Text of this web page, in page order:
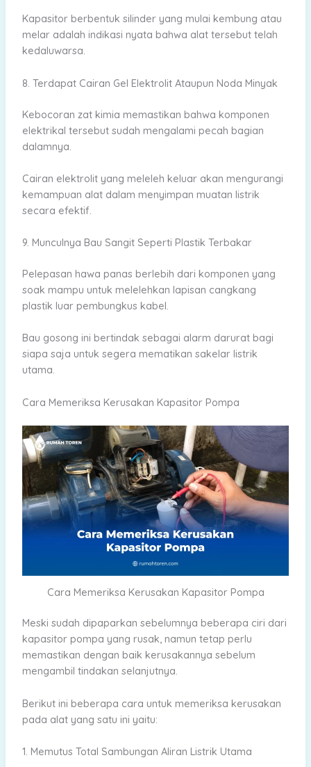
Kapasitor berbentuk silinder yang mulai kembung atau
melar adalah indikasi nyata bahwa alat tersebut telah
kedaluwarsa.
8. Terdapat Cairan Gel Elektrolit Ataupun Noda Minyak
Kebocoran zat kimia memastikan bahwa komponen
elektrikal tersebut sudah mengalami pecah bagian
dalamnya.
Cairan elektrolit yang meleleh keluar akan mengurangi
kemampuan alat dalam menyimpan muatan listrik
secara efektif.
9. Munculnya Bau Sangit Seperti Plastik Terbakar
Pelepasan hawa panas berlebih dari komponen yang
soak mampu untuk melelehkan lapisan cangkang
plastik luar pembungkus kabel.
Bau gosong ini bertindak sebagai alarm darurat bagi
siapa saja untuk segera mematikan sakelar listrik
utama.
Cara Memeriksa Kerusakan Kapasitor Pompa
Cara Memeriksa Kerusakan Kapasitor Pompa
Meski sudah dipaparkan sebelumnya beberapa ciri dari
kapasitor pompa yang rusak, namun tetap perlu
memastikan dengan baik kerusakannya sebelum
mengambil tindakan selanjutnya.
Berikut ini beberapa cara untuk memeriksa kerusakan
pada alat yang satu ini yaitu:
1. Memutus Total Sambungan Aliran Listrik Utama